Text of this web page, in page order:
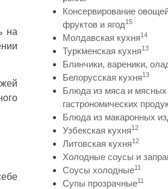
на
Консервирование
фруктов и ягод15
Молдавская кухня14
Туркменская кухня13
Блинчики, вареники,
Белорусская кухня13
Блюда из мяса и мясных
гастрономических
Блюда из макаронных
Узбекская кухня12
Литовская кухня12
Холодные соусы и
Соусы холодные11
Супы прозрачные11